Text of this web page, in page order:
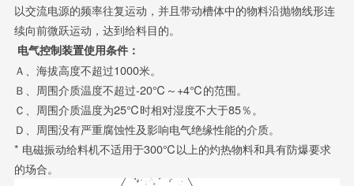
以交流电源的频率往复运动，并且带动槽体中的物料沿抛物线形连
续向前微跃运动，达到给料目的。
电气控制装置使用条件：
Ａ、海拔高度不超过1000米。
Ｂ、周围介质温度不超过-20℃～+4℃的范围。
Ｃ、周围介质温度为25℃时相对湿度不大于85％。
Ｄ、周围没有严重腐蚀性及影响电气绝缘性能的介质。
* 电磁振动给料机不适用于300℃以上的灼热物料和具有防爆要求
的场合。